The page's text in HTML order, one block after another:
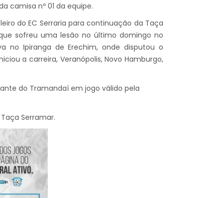
camisa nº 01 da equipe.
do EC Serraria para continuação da Taça
sofreu uma lesão no último domingo no
no Ipiranga de Erechim, onde disputou o
a carreira, Veranópolis, Novo Hamburgo,
do Tramandaí em jogo válido pela
Serramar.